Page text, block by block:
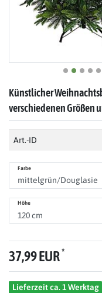
Künstlicher
verschiedenen Größen
Art.-ID
Farbe
Höhe
37,99 EUR*
Lieferzeit ca. 1 Werktag